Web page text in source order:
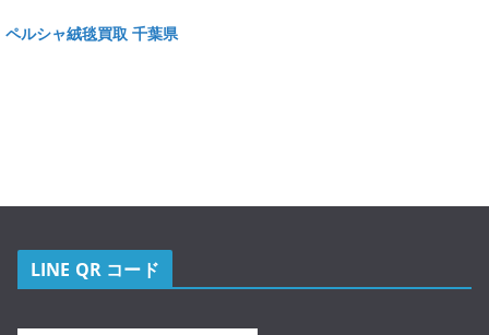
ペルシャ絨毯買取 千葉県
LINE QR コード